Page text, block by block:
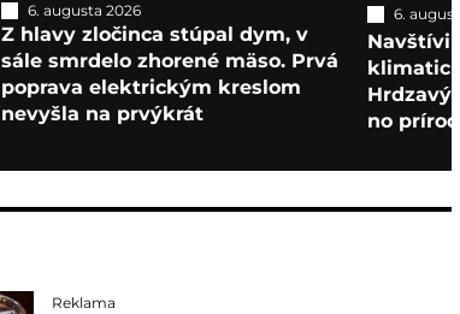
6. augusta 2026
Z hlavy zločinca stúpal dym, v
sále smrdelo zhorené mäso. Prvá
poprava elektrickým kreslom
nevyšla na prvýkrát
6.
Hrdzavý
no
Reklama